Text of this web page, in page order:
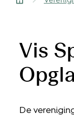
Startpagina
Vis
De